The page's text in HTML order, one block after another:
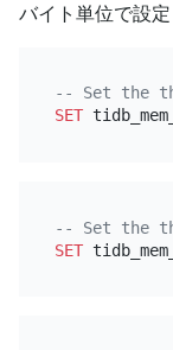
バイト単位で設
-- Set the
SET
-- Set the
SET